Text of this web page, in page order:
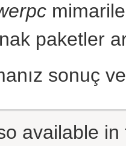
paketler
sonuç
available